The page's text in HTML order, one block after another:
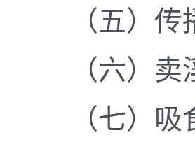
（五）传播
（六）卖淫
（七）吸食